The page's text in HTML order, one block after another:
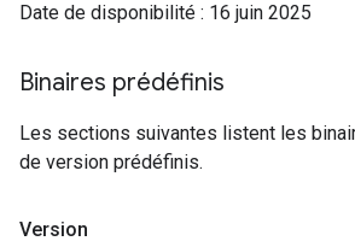
Date de disponibilité : 16 juin 2025
Binaires prédéfinis
Les sections suivantes listent les
de version prédéfinis.
Version